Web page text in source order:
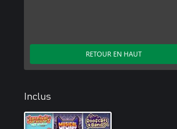
RETOUR EN HAUT
Inclus